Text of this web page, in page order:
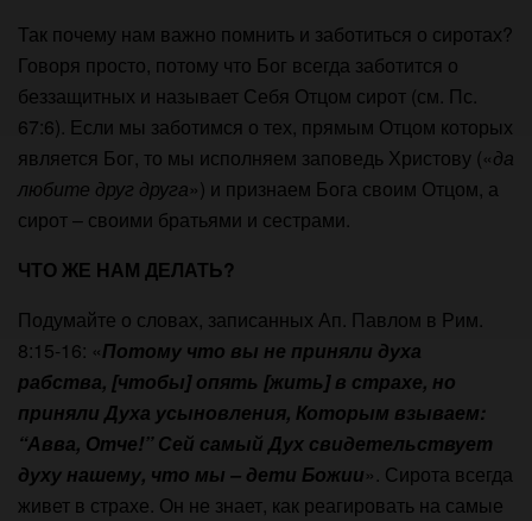
Так почему нам важно помнить и заботиться о сиротах?
Говоря просто, потому что Бог всегда заботится о
беззащитных и называет Себя Отцом сирот (см. Пс.
67:6). Если мы заботимся о тех, прямым Отцом которых
является Бог, то мы исполняем заповедь Христову («да
любите друг друга») и признаем Бога своим Отцом, а
сирот – своими братьями и сестрами.
ЧТО ЖЕ НАМ ДЕЛАТЬ?
Подумайте о словах, записанных Ап. Павлом в Рим.
8:15-16: «Потому что вы не приняли духа
рабства, [чтобы] опять [жить] в страхе, но
приняли Духа усыновления, Которым взываем:
“Авва, Отче!” Сей самый Дух свидетельствует
духу нашему, что мы – дети Божии». Сирота всегда
живет в страхе. Он не знает, как реагировать на самые